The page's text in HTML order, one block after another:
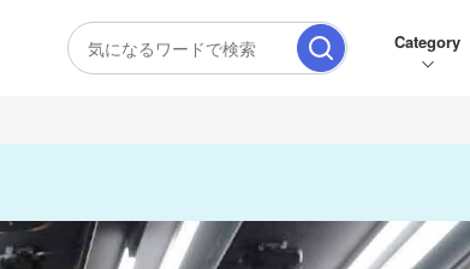
Category